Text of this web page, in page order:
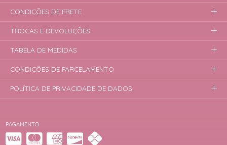
PAGAMENTO
CONDIÇÕES DE FRETE
TROCAS E DEVOLUÇÕES
TABELA DE MEDIDAS
CONDIÇÕES DE PARCELAMENTO
POLÍTICA DE PRIVACIDADE DE DADOS